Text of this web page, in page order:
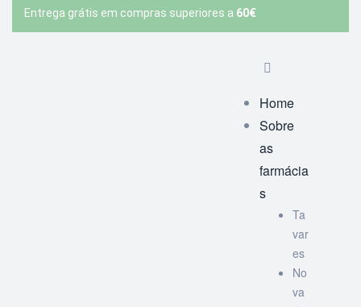
Entrega grátis em compras superiores a 60€
Home
Sobre
as
farmácia
s
Ta
var
es
No
va